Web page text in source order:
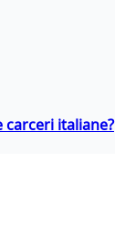
italiane?